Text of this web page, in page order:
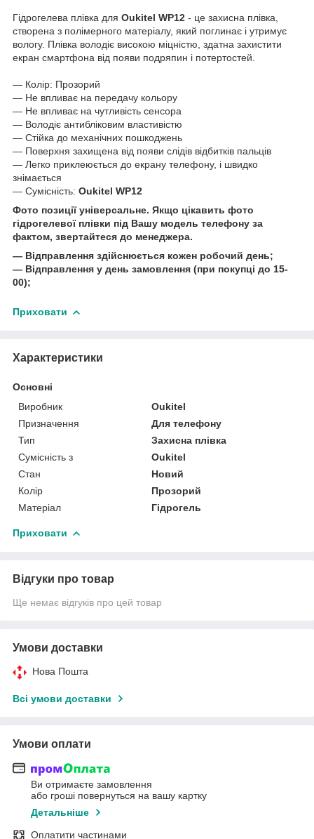
Гідрогелева плівка для Oukitel WP12 - це захисна плівка,
створена з полімерного матеріалу, який поглинає і утримує
вологу. Плівка володіє високою міцністю, здатна захистити
екран смартфона від появи подряпин і потертостей.
― Колір: Прозорий
― Не впливає на передачу кольору
― Не впливає на чутливість сенсора
― Володіє антибліковим властивістю
― Стійка до механічних пошкоджень
― Поверхня захищена від появи слідів відбитків пальців
― Легко приклеюється до екрану телефону, і швидко
знімається
― Сумісність: Oukitel WP12
Фото позиції універсальне. Якщо цікавить фото
гідрогелевої плівки під Вашу модель телефону за
фактом, звертайтеся до менеджера.
― Відправлення здійснюється кожен робочий день;
― Відправлення у день замовлення (при покупці до 15-
00);
Приховати
Характеристики
Основні
Виробник
Oukitel
Призначення
Для телефону
Тип
Захисна плівка
Сумісність з
Oukitel
Стан
Новий
Колір
Прозорий
Матеріал
Гідрогель
Приховати
Відгуки про товар
Ще немає відгуків про цей товар
Умови доставки
Нова Пошта
Всі умови доставки
Умови оплати
Ви отримаєте замовлення
або гроші повернуться на вашу картку
Детальніше
Оплатити частинами